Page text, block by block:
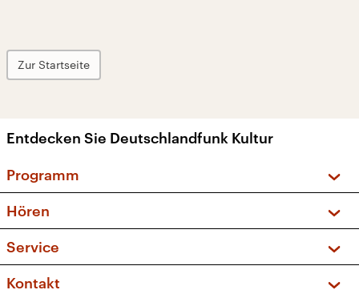
Zur Startseite
Entdecken Sie Deutschlandfunk Kultur
Programm
Sendungen und Podcasts
Musikliste
Kakadu – Das Kinderprogramm
Hören
Frequenzen (UKW + DAB+)
Service
FAQ
Kontakt